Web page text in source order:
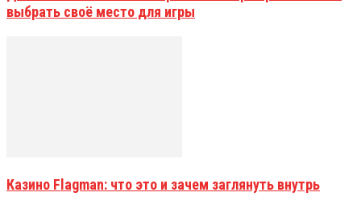
выбрать своё место для игры
Казино Flagman: что это и зачем заглянуть внутрь